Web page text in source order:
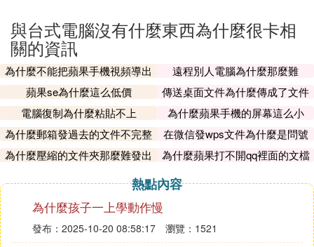
與台式電腦沒有什麼東西為什麼很卡相
關的資訊
為什麼不能把蘋果手機視頻導出
遠程別人電腦為什麼那麼難
蘋果se為什麼這么低價
傳送桌面文件為什麼傳成了文件
夾
電腦復制為什麼粘貼不上
為什麼蘋果手機的屏幕這么小
為什麼郵箱發過去的文件不完整
呢
在微信發wps文件為什麼是問號
為什麼壓縮的文件夾那麼難發出
為什麼蘋果打不開qq裡面的文檔
熱點內容
為什麼孩子一上學動作慢
發布：2025-10-20 08:58:17 瀏覽：1521